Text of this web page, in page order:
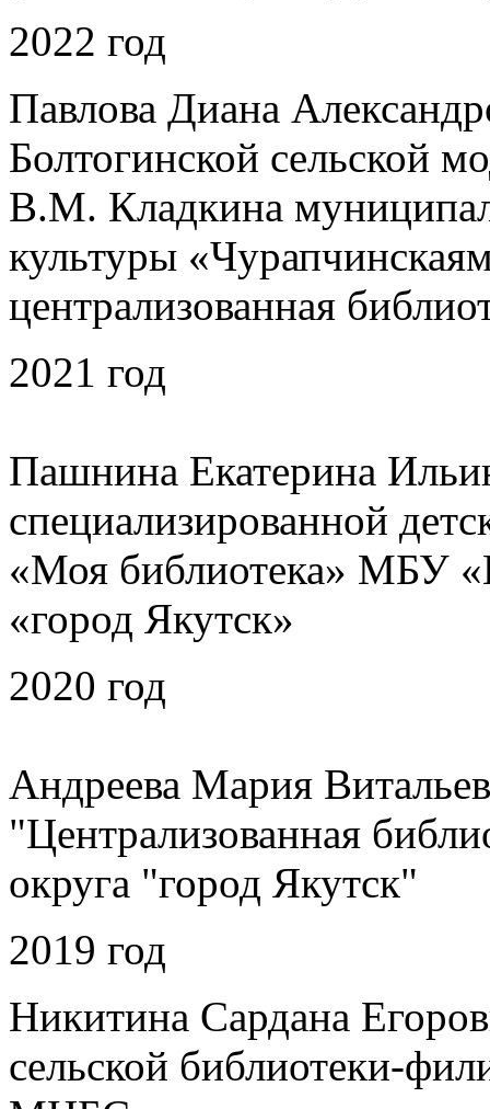
2022 год
Павлова Диана
Болтогинской сельской
В.М. Кладкина
культуры
централизованная
2021 год
Пашнина Екатерина
специализированной
«Моя библиотека» МБУ
«город Якутск»
2020 год
Андреева Мария
"Централизованная
округа "город Якутск"
2019 год
Никитина Сардана
сельской библиотеки-